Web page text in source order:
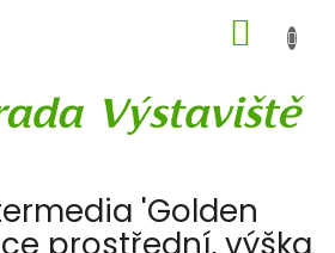
KOŠÍK
'Golden